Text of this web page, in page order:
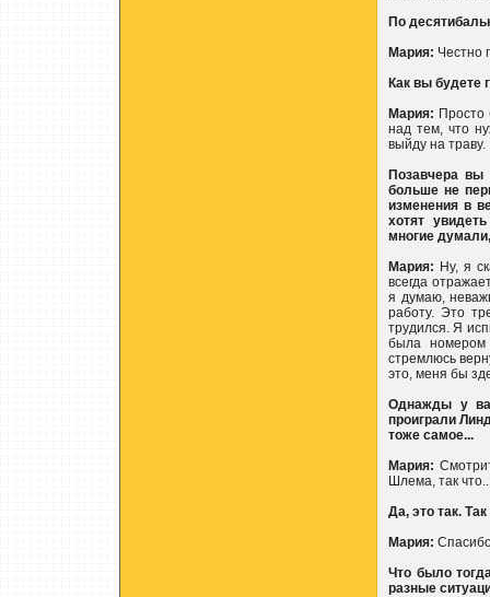
По
Мария: Честно
Как вы будете
Мария: Просто
над тем, что
выйду на траву.
Позавчера вы
больше не
изменения в
хотят
многие
Мария: Ну, я
всегда
я думаю,
работу. Это
трудился. Я
была
стремлюсь
это, меня бы
Однажды у
проиграли
тоже самое...
Мария:
Шлема, так
Да, это так.
Мария:
Что было
разные